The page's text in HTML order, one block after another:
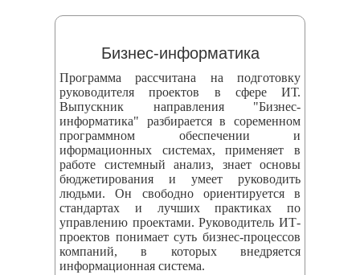
Бизнес-информатика
Программа рассчитана на подготовку
руководителя проектов в сфере ИТ.
Выпускник направления "Бизнес-
информатика" разбирается в соременном
программном обеспечении и
иформационных системах, применяет в
работе системный анализ, знает основы
бюджетирования и умеет руководить
людьми. Он свободно ориентируется в
стандартах и лучших практиках по
управлению проектами. Руководитель ИТ-
проектов понимает суть бизнес-процессов
компаний, в которых внедряется
информационная система.